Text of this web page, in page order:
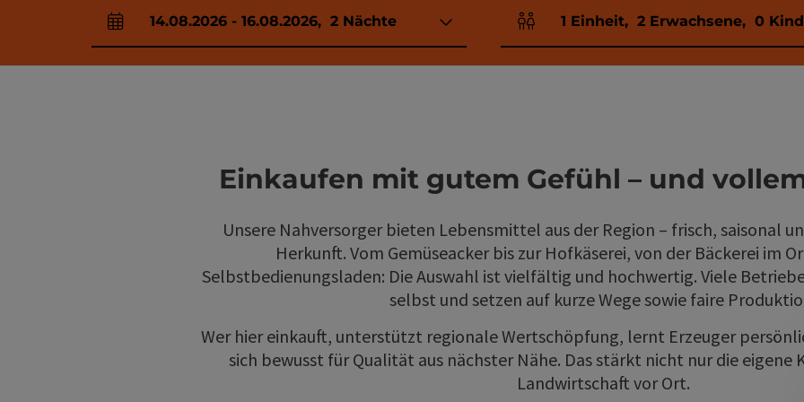
An- und Abreisefelder
14.08.2026 - 16.08.2026, 2 Nächte Einheitenanzahl und Personenfelder
1 Einheit, 2 Erwachsene, 0
Einkaufen mit gutem Gefühl – und
Unsere Nahversorger bieten Lebensmittel aus der Region – frisch, saisonal
Herkunft. Vom Gemüseacker bis zur Hofkäserei, von der Bäckerei im
Selbstbedienungsladen: Die Auswahl ist vielfältig und hochwertig. Viele
selbst und setzen auf kurze Wege sowie faire
Wer hier einkauft, unterstützt regionale Wertschöpfung, lernt Erzeuger
sich bewusst für Qualität aus nächster Nähe. Das stärkt nicht nur die eigene
Landwirtschaft vor Ort.